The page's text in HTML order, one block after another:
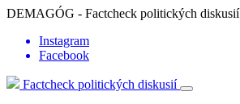
DEMAGÓG - Factcheck politických diskusií
Instagram
Facebook
Factcheck politických diskusií